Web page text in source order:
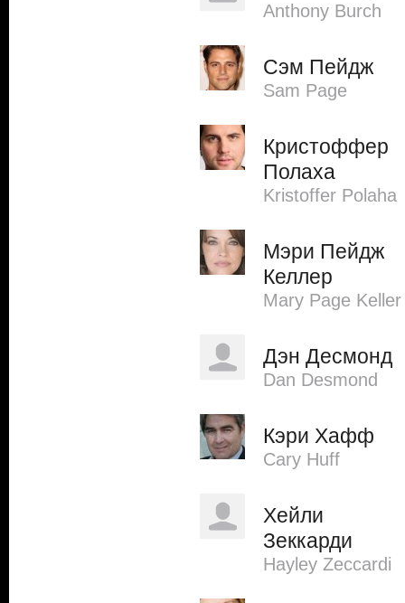
Anthony Burch
Сэм Пейдж
Sam Page
Кристоффер
Полаха
Kristoffer Polaha
Мэри Пейдж
Келлер
Mary Page Keller
Дэн Десмонд
Dan Desmond
Кэри Хафф
Cary Huff
Хейли
Зеккарди
Hayley Zeccardi